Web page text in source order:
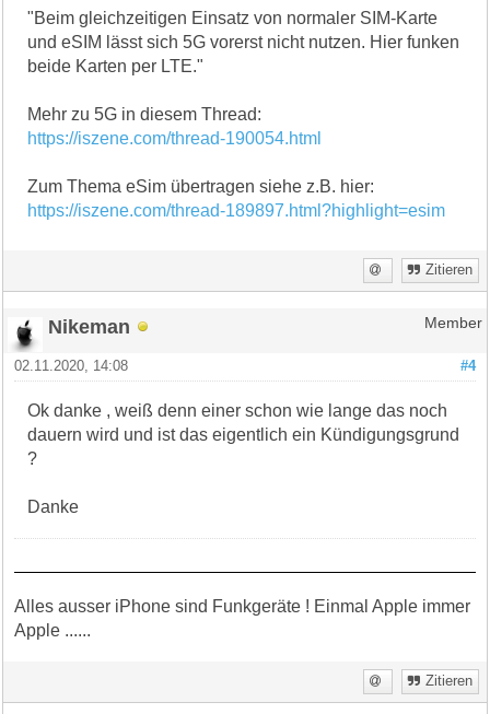
"Beim gleichzeitigen Einsatz von normaler SIM-Karte
und eSIM lässt sich 5G vorerst nicht nutzen. Hier funken
beide Karten per LTE."
Mehr zu 5G in diesem Thread:
https://iszene.com/thread-190054.html
Zum Thema eSim übertragen siehe z.B. hier:
https://iszene.com/thread-189897.html?highlight=esim
Zitieren
Nikeman Member
#4
02.11.2020, 14:08
Ok danke , weiß denn einer schon wie lange das noch
dauern wird und ist das eigentlich ein Kündigungsgrund
?
Danke
Alles ausser iPhone sind Funkgeräte ! Einmal Apple immer
Apple ......
Zitieren